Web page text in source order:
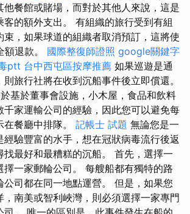
他餐館或賭場，而對於其他人來說，這是
客的額外支出。 有組織的旅行受到有組
束，如果球道的組織者取消預訂，這將使
額退款。 國際整復師證照 google關鍵字
ptt 台中西屯區按摩推薦 如果巡遊是通
旅行社將在收到沉船事件後立即償還。
基於董事會設施，小木屋，食品和飲料
千家運輸公司的經驗，因此您可以避免每
餐廳中排隊。 記帳士 試題 無論您是一
經驗豐富的水手，想在冠狀病毒流行後返
找最好和最糟糕的沉船。 首先，選擇一
擇一家郵輪公司。 每艘船都有獨特的路
公司都在同一地點運營。 但是，如果您
，南美或智利峽灣，則必須選擇一家專門